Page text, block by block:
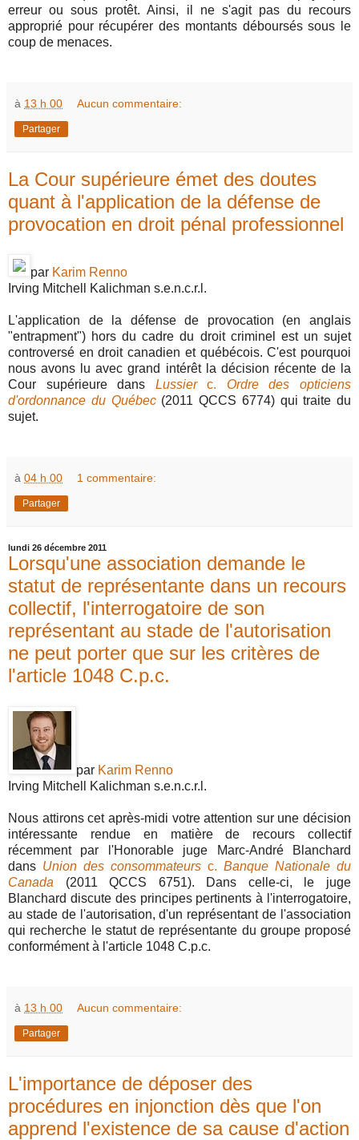
erreur ou sous protêt. Ainsi, il ne s'agit pas du recours
approprié pour récupérer des montants déboursés sous le
coup de menaces.
à 13 h 00 Aucun commentaire:
Partager
La Cour supérieure émet des doutes
quant à l'application de la défense de
provocation en droit pénal professionnel
par Karim Renno
Irving Mitchell Kalichman s.e.n.c.r.l.
L'application de la défense de provocation (en anglais
"entrapment") hors du cadre du droit criminel est un sujet
controversé en droit canadien et québécois. C'est pourquoi
nous avons lu avec grand intérêt la décision récente de la
Cour supérieure dans Lussierc. Ordre des opticiens
d'ordonnance du Québec(2011 QCCS 6774) qui traite du
sujet.
à 04 h 00 1 commentaire:
Partager
lundi 26 décembre 2011
Lorsqu'une association demande le
statut de représentante dans un recours
collectif, l'interrogatoire de son
représentant au stade de l'autorisation
ne peut porter que sur les critères de
l'article 1048 C.p.c.
par Karim Renno
Irving Mitchell Kalichman s.e.n.c.r.l.
Nous attirons cet après-midi votre attention sur une décision
intéressante rendue en matière de recours collectif
récemment par l'Honorable juge Marc-André Blanchard
dans Union des consommateurs c. Banque Nationale du
Canada (2011 QCCS 6751). Dans celle-ci, le juge
Blanchard discute des principes pertinents à l'interrogatoire,
au stade de l'autorisation, d'un représentant de l'association
qui recherche le statut de représentante du groupe proposé
conformément à l'article 1048 C.p.c.
à 13 h 00 Aucun commentaire:
Partager
L'importance de déposer des
procédures en injonction dès que l'on
apprend l'existence de sa cause d'action